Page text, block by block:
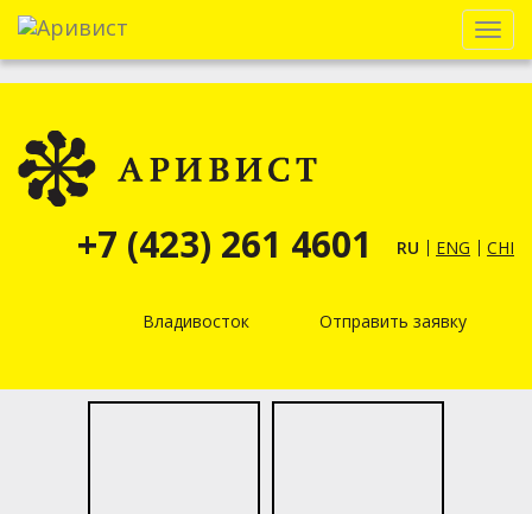
Menu
+7 (423) 261 4601 RU ENG CHI
Владивосток Отправить заявку